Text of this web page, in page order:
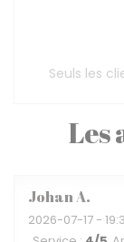
Les
JohanA
2026-07-17 -
Seuls les